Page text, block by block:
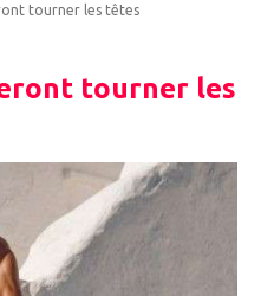
tourner les têtes
tourner les